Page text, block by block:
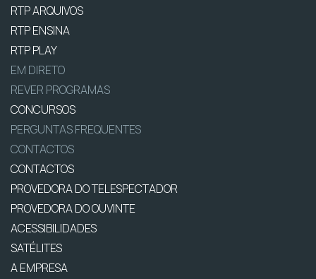
RTP ARQUIVOS
RTP ENSINA
RTP PLAY
EM DIRETO
REVER PROGRAMAS
CONCURSOS
PERGUNTAS FREQUENTES
CONTACTOS
CONTACTOS
PROVEDORA DO TELESPECTADOR
PROVEDORA DO OUVINTE
ACESSIBILIDADES
SATÉLITES
A EMPRESA